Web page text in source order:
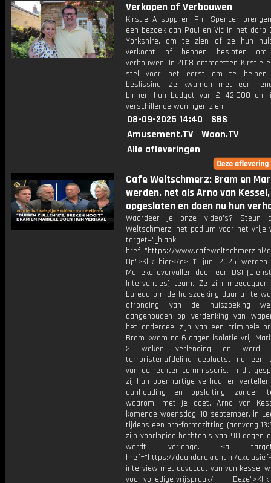
Verkopen of Verbouwen
Kirstie Allsopp en Phil Spencer
een bezoek aan Paul en Vic in het dorp
Yorkshire, om te zien of ze hun
verkocht of hebben besloten
verbouwen. In 2018 ontmoetten Kirstie
stel voor het eerst om te helpen
beslissing. Ze kwamen met een
binnen hun budget van £ 42.000 en
verschillende woningen zien.
08-09-2025 14:40
SBS
Amusement.TV
Woon.TV
Alle afleveringen
Cafe Weltschmerz: Bram en
werden, net als Arno van Kessel,
opgesloten en doen nu hun
Waardeer je onze video's? Steun
Weltschmerz, het podium voor het vrije
target="_blank"
href="https://www.cafeweltschmerz.nl/
Op">Klik hier</a> 11 juni 2025
Marieke overvallen door een DSI
Interventies) team. Ze zijn
bureau om de huiszoeking daar af te
afronding van de huiszoeking
aangehouden op verdenking van
het onderdeel zijn van een criminele
Bram kwam na 6 dagen isolatie vrij.
2 weken verlenging en werd
terroristenafdeling geplaatst na een
van de rechter commissaris. In dit
zij hun openhartige verhaal en
aanhouding en opsluiting, zonder
waarom, met je doet. Arno van
komende woensdag, 10 september, in
tijdens een pro-formazitting (aanvang
zijn voorlopige hechtenis van 90 dagen
wordt verlengd. <a
href="https://deanderekrant.nl/exclusief-
interview-met-advocaat-van-van-kessel-
voor-volledige-vrijspraak/ ---